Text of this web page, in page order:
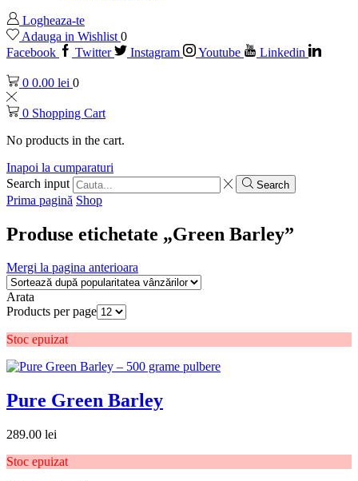
Logheaza-te
Adauga in Wishlist 0
Facebook
Twitter Instagram Youtube Linkedin
0 0.00 lei 0
0 Shopping Cart
No products in the cart.
Inapoi la cumparaturi
Search input
Search
Prima pagină Shop
Produse etichetate „Green Barley”
Mergi la pagina anterioara
Arata
Products per page
Stoc epuizat
Pure Green Barley
289.00 lei
Stoc epuizat